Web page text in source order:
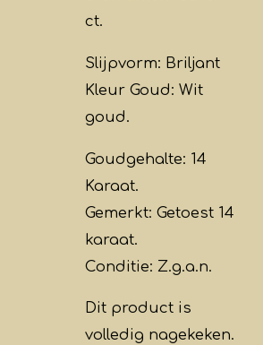
ct.
Slijpvorm: Briljant
Kleur Goud: Wit
goud.
Goudgehalte: 14
Karaat.
Gemerkt: Getoest 14
karaat.
Conditie: Z.g.a.n.
Dit product is
volledig nagekeken.